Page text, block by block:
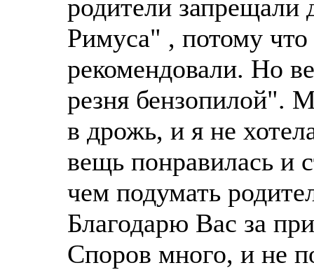
родители
Римуса" , потому что
рекомендовали. Но
резня бензопилой".
в дрожь, и я не
вещь понравилась и
чем подумать
Благодарю Вас за
Споров много, и не